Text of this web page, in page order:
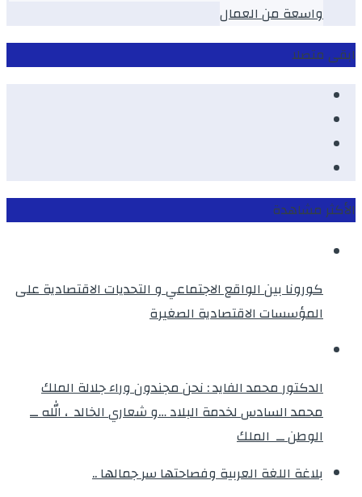
واسعة من العمال
ابقى متصلا
الأكثر مشاهدة
كورونا بين الواقع الاجتماعي و التحديات الاقتصادية على
المؤسسات الاقتصادية الصغيرة
الدكتور محمد الفايد : نحن مجندون وراء جلالة الملك
محمد السادس لخدمة البلاد …و شعاري الخالد ، الله ــ
الوطن ــ الملك
بلاغة اللغة العربية وفصاحتها سر جمالها ..